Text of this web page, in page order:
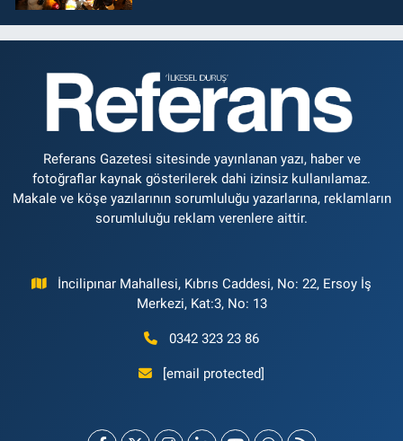
Referans Gazetesi sitesinde yayınlanan yazı, haber ve
fotoğraflar kaynak gösterilerek dahi izinsiz kullanılamaz.
Makale ve köşe yazılarının sorumluluğu yazarlarına, reklamların
sorumluluğu reklam verenlere aittir.
İncilipınar Mahallesi, Kıbrıs Caddesi, No: 22, Ersoy İş
Merkezi, Kat:3, No: 13
0342 323 23 86
[email protected]